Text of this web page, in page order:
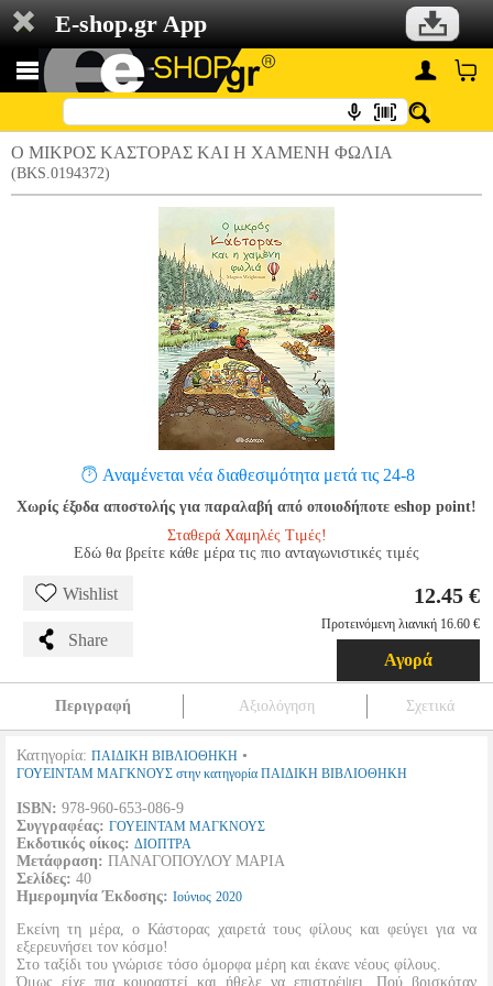
E-shop.gr App
Ο ΜΙΚΡΟΣ ΚΑΣΤΟΡΑΣ ΚΑΙ Η ΧΑΜΕΝΗ ΦΩΛΙΑ
(BKS.0194372)
Αναμένεται νέα διαθεσιμότητα μετά τις 24-8
Χωρίς έξοδα αποστολής για παραλαβή από οποιοδήποτε eshop point!
Σταθερά Χαμηλές Τιμές!
Εδώ θα βρείτε κάθε μέρα τις πιο ανταγωνιστικές τιμές
Wishlist
Share
12.45 €
Προτεινόμενη λιανική 16.60 €
Αγορά
Περιγραφή Αξιολόγηση Σχετικά
Κατηγορία: ΠΑΙΔΙΚΗ ΒΙΒΛΙΟΘΗΚΗ •
ΓΟΥΕΙΝΤΑΜ ΜΑΓΚΝΟΥΣ στην κατηγορία ΠΑΙΔΙΚΗ ΒΙΒΛΙΟΘΗΚΗ
ISBN: 978-960-653-086-9
Συγγραφέας: ΓΟΥΕΙΝΤΑΜ ΜΑΓΚΝΟΥΣ
Εκδοτικός οίκος: ΔΙΟΠΤΡΑ
Μετάφραση: ΠΑΝΑΓΟΠΟΥΛΟΥ ΜΑΡΙΑ
Σελίδες: 40
Ημερομηνία Έκδοσης: Ιούνιος 2020
Εκείνη τη μέρα, ο Κάστορας χαιρετά τους φίλους και φεύγει για να
εξερευνήσει τον κόσμο!
Στο ταξίδι του γνώρισε τόσο όμορφα μέρη και έκανε νέους φίλους.
Όμως είχε πια κουραστεί και ήθελε να επιστρέψει. Πού βρισκόταν